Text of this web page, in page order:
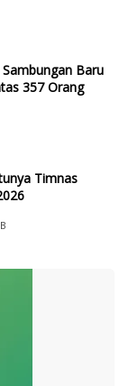
Baru
357 Orang
Timnas